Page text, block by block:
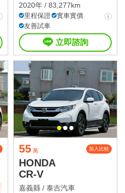
2020年 / 83,277km
里程保證
實車實價
友善試車
立即諮詢
55 萬 加入比較
HONDA
CR-V
嘉義縣 / 泰吉汽車